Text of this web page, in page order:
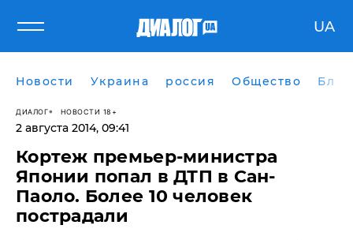
UA
Новости Украина россия Общество
ДИАЛОГ НОВОСТИ 18+
2 августа 2014, 09:41
Кортеж премьер-министра
Японии попал в ДТП в Сан-
Паоло. Более 10 человек
пострадали